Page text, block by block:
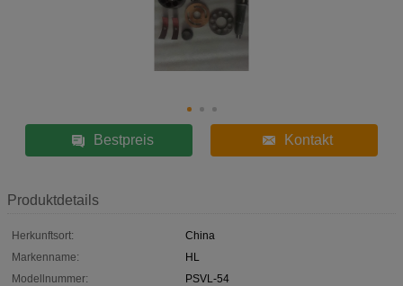
Bestpreis Kontakt
Produktdetails
Herkunftsort:
China
Markenname:
HL
Modellnummer:
PSVL-54